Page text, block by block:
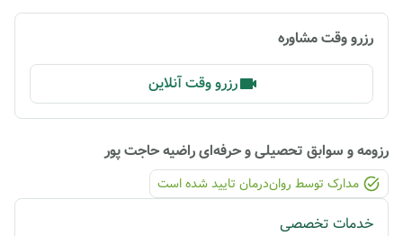
رزرو وقت مشاوره
رزرو وقت آنلاین
رزومه و سوابق تحصیلی و حرفه‌ایراضیه حاجت پور
مدارک توسط روان‌درمان تایید شده ‌است
خدمات تخصصی